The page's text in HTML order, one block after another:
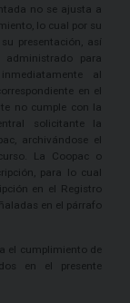
no se ajusta a
lo cual por su
presentación, así
para
al
en el
no cumple con la
solicitante la
archivándose el
La Coopac o
para lo cual
en el Registro
en el párrafo
el cumplimiento de
en el presente